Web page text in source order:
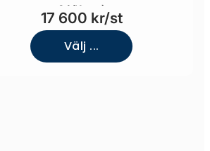
04/Krom)
17 600 kr/st
Välj ...